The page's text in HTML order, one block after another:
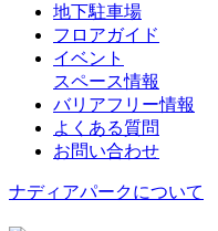
地下駐車場
フロアガイド
イベント
スペース情報
バリアフリー情報
よくある質問
お問い合わせ
ナディアパークについて